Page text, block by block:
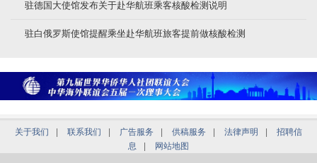
驻德国大使馆发布关于赴华航班乘客核酸检测说明
驻白俄罗斯使馆提醒乘坐赴华航班旅客提前做核酸检测
关于我们 联系我们 广告服务 供稿服务 法律声明
招聘信
息
网站地图